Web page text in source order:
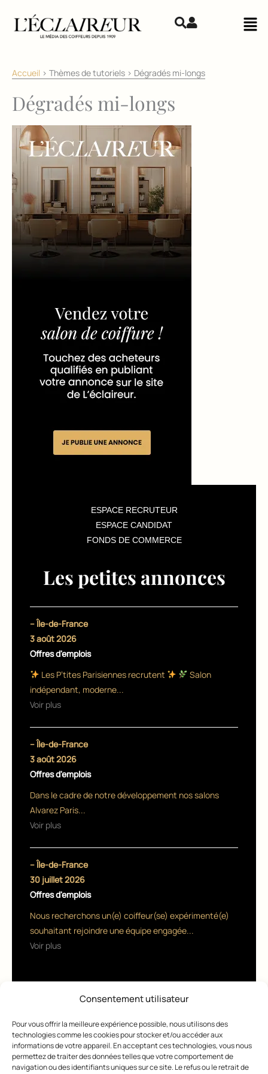
Consentement utilisateur
Pour vous offrir la meilleure expérience possible, nous utilisons des
technologies comme les cookies pour stocker et/ou accéder aux
informations de votre appareil. En acceptant ces technologies, vous nous
permettez de traiter des données telles que votre comportement de
navigation ou des identifiants uniques sur ce site. Le refus ou le retrait de
Accueil > Thèmes de tutoriels > Dégradés mi-longs
Dégradés mi-longs
ESPACE RECRUTEUR
ESPACE CANDIDAT
FONDS DE COMMERCE
Les petites annonces
– Île-de-France
3 août 2026
Offres d'emplois
Les P’tites Parisiennes recrutent
Salon
indépendant, moderne...
Voir plus
– Île-de-France
3 août 2026
Offres d'emplois
Dans le cadre de notre développement nos salons
Alvarez Paris...
Voir plus
– Île-de-France
30 juillet 2026
Offres d'emplois
Nous recherchons un(e) coiffeur(se) expérimenté(e)
souhaitant rejoindre une équipe engagée...
Voir plus